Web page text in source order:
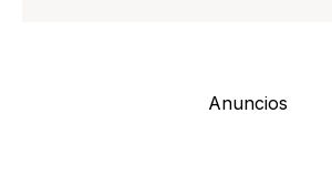
Anuncios